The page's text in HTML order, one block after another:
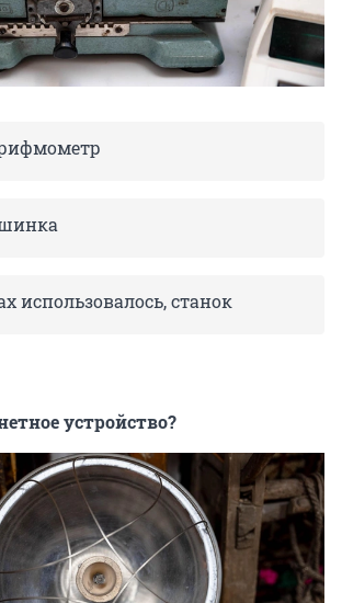
использовалось, станок
устройство?